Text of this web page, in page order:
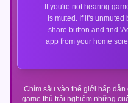
Chìm sâu vào thế giới hấp
game thủ trải nghiệm những
If you're not hearing
is muted. If it's unmuted
share button and find
app from your home